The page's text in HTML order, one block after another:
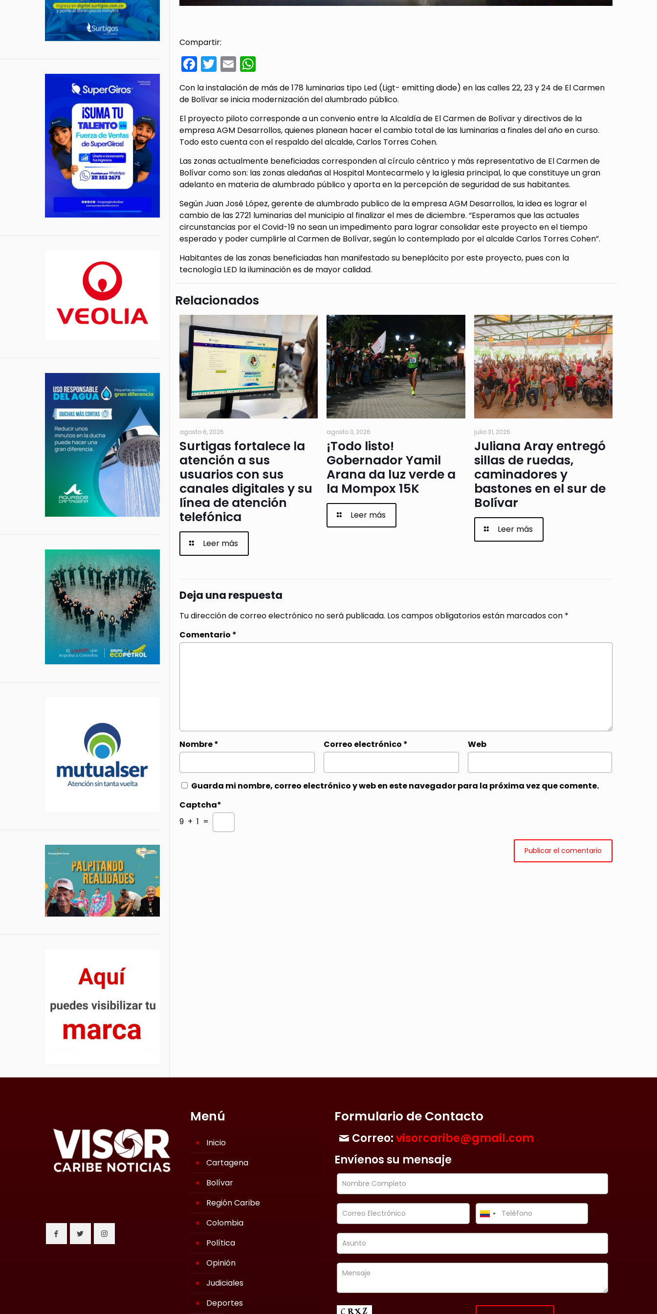
Compartir:
Facebook
Twitter
Email
Con la instalación de más de 178 luminarias tipo Led (Ligt- emitting diode) en las calles 22, 23 y 24 de El Carmen
de Bolívar se inicia modernización del alumbrado público.
El proyecto piloto corresponde a un convenio entre la Alcaldía de El Carmen de Bolívar y directivos de la
empresa AGM Desarrollos, quienes planean hacer el cambio total de las luminarias a finales del año en curso.
Todo esto cuenta con el respaldo del alcalde, Carlos Torres Cohen.
Las zonas actualmente beneficiadas corresponden al círculo céntrico y más representativo de El Carmen de
Bolívar como son: las zonas aledañas al Hospital Montecarmelo y la iglesia principal, lo que constituye un gran
adelanto en materia de alumbrado público y aporta en la percepción de seguridad de sus habitantes.
Según Juan José López, gerente de alumbrado publico de la empresa AGM Desarrollos, la idea es lograr el
cambio de las 2721 luminarias del municipio al finalizar el mes de diciembre. “Esperamos que las actuales
circunstancias por el Covid-19 no sean un impedimento para lograr consolidar este proyecto en el tiempo
esperado y poder cumplirle al Carmen de Bolívar, según lo contemplado por el alcalde Carlos Torres Cohen”.
Habitantes de las zonas beneficiadas han manifestado su beneplácito por este proyecto, pues con la
tecnología LED la iluminación es de mayor calidad.
Relacionados
agosto 6, 2026
Surtigas fortalece la
atención a sus
usuarios con sus
canales digitales y su
línea de atención
telefónica
Leer más
agosto 3, 2026
¡Todo listo!
Gobernador Yamil
Arana da luz verde a
la Mompox 15K
Leer más
julio 31, 2026
Juliana Aray entregó
sillas de ruedas,
caminadores y
bastones en el sur de
Bolívar
Leer más
Deja una respuesta
Tu dirección de correo electrónico no será publicada. Los campos obligatorios están marcados con *
Comentario *
Nombre* Correo electrónico * Web
Guarda mi nombre, correo electrónico y web en este navegador para la próxima vez que comente.
Captcha*
9 + 1 =
Menú
Inicio
Cartagena
Bolívar
Región Caribe
Colombia
Política
Opinión
Judiciales
Deportes
Formulario de Contacto
Correo:visorcaribe@gmail.com
Envíenos su mensaje